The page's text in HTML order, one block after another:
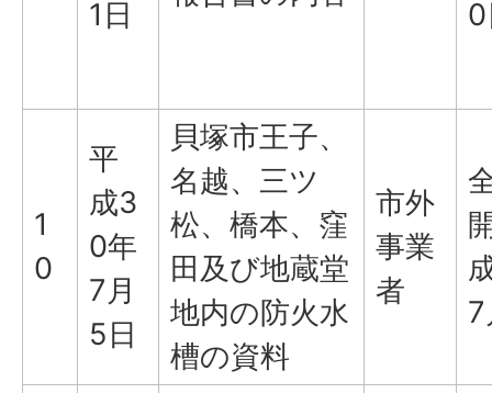
1日
1
0
平
成3
0年
7月
5日
貝塚市王子、
名越、三ツ
松、橋本、窪
田及び地蔵堂
地内の防火水
槽の資料
市外
事業
者